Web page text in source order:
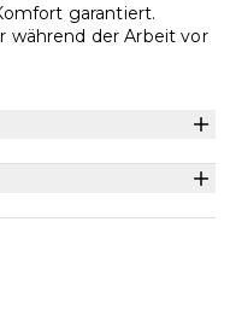
garantiert.
während der Arbeit vor